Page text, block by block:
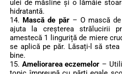
ulei de măsline și o lămâie
hidratantă.
14. Mască de păr– O mască de
ajuta la creșterea strălucirii
amestecă 1 linguriță de miere
se aplică pe păr. Lăsați-l să
bine.
15. Ameliorarea eczemelor –